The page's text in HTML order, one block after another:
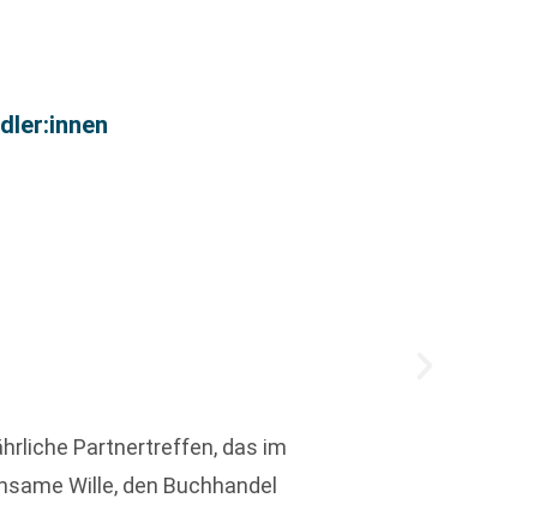
Partnertreffen, das im
Wille, den Buchhandel